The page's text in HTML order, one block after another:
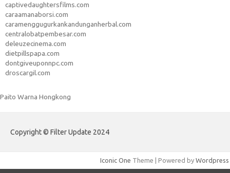
captivedaughtersfilms.com
caraamanaborsi.com
caramenggugurkankandunganherbal.com
centralobatpembesar.com
deleuzecinema.com
dietpillspapa.com
dontgiveuponnpc.com
droscargil.com
Paito Warna Hongkong
Copyright © Filter Update 2024
Iconic One Theme | Powered by Wordpress